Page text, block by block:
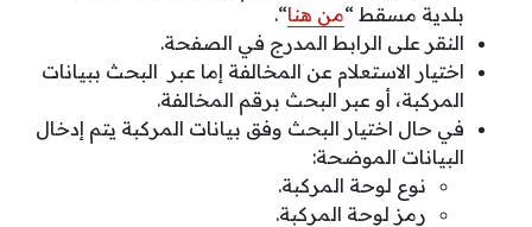
بلدية مسقط “من هنا“.
النقر على الرابط المدرج في الصفحة.
اختيار الاستعلام عن المخالفة إما عبر البحث ببيانات
المركبة، أو عبر البحث برقم المخالفة.
في حال اختيار البحث وفق بيانات المركبة يتم إدخال
البيانات الموضحة:
نوع لوحة المركبة.
رمز لوحة المركبة.